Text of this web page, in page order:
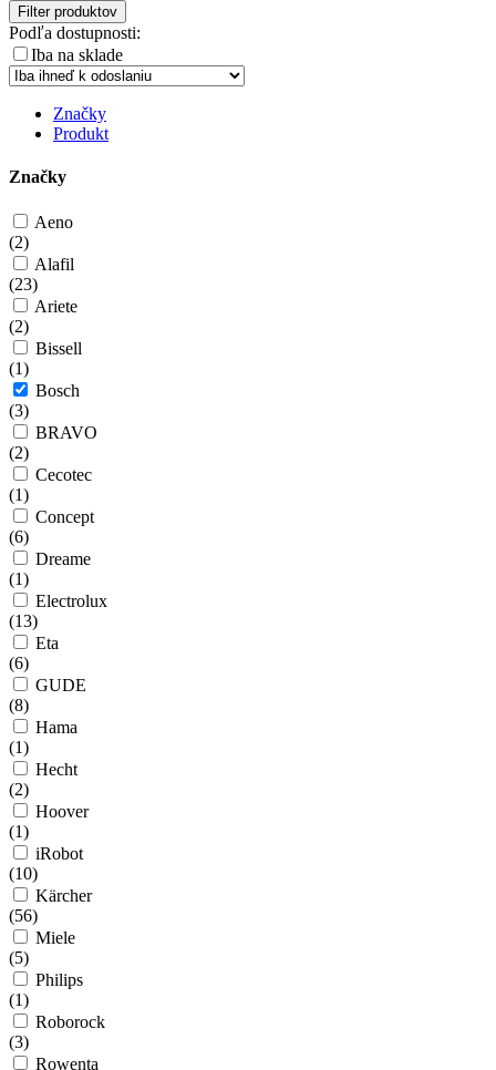
Filter produktov
Podľa dostupnosti:
Iba na sklade
Značky
Produkt
Značky
Aeno
(2)
Alafil
(23)
Ariete
(2)
Bissell
(1)
Bosch
(3)
BRAVO
(2)
Cecotec
(1)
Concept
(6)
Dreame
(1)
Electrolux
(13)
Eta
(6)
GUDE
(8)
Hama
(1)
Hecht
(2)
Hoover
(1)
iRobot
(10)
Kärcher
(56)
Miele
(5)
Philips
(1)
Roborock
(3)
Rowenta